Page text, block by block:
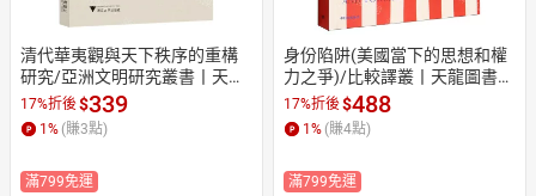
清代華夷觀與天下秩序的重構
研究/亞洲文明研究叢書丨天龍
圖書簡體字專賣店丨97873082
18412 (tl2609)
17%折後$339
1 % (賺3點)
滿799免運
身份陷阱(美國當下的思想和權
力之爭)/比較譯叢丨天龍圖書簡
體字專賣店丨9787521777406
(tl2609)
17%折後$488
1 % (賺4點)
滿799免運